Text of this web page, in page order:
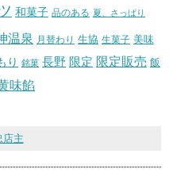
和菓子 品のある 夏、さっぱり
温泉 月替わり 生協 生菓子 美味
り 銘菓 長野 限定 限定販売 飯
味餡
店主